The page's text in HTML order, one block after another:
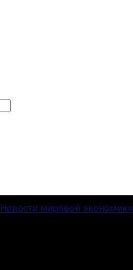
Новости мировой